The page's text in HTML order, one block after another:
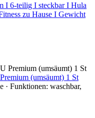
I 6-teilig I steckbar I Hula
zu Hause I Gewicht
(umsäumt) 1 St
· Funktionen: waschbar,